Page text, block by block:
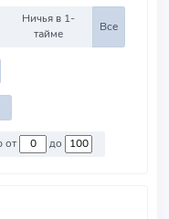
Ничья в 1-
тайме
Все
Против команд со стоимостью от до